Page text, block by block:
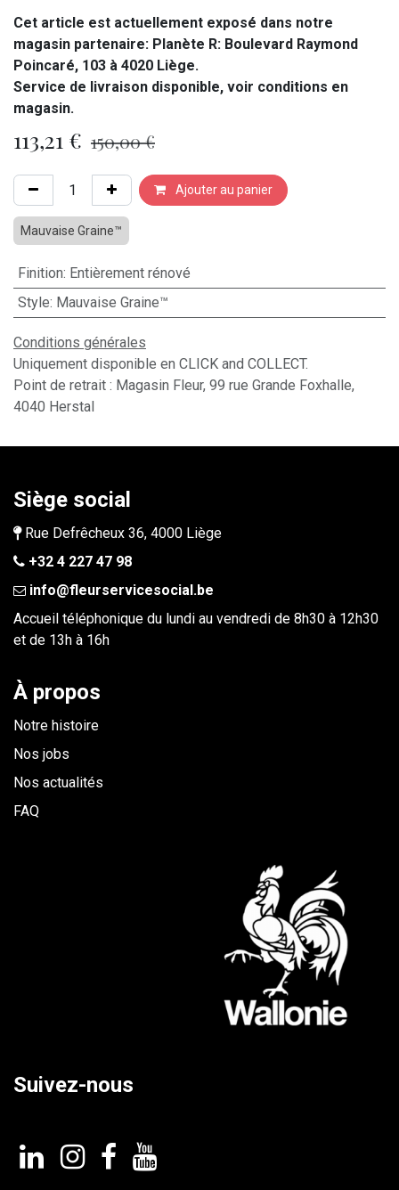
Cet article est actuellement exposé dans notre
magasin partenaire: Planète R: Boulevard Raymond
Poincaré, 103 à 4020 Liège.
Service de livraison disponible, voir conditions en
magasin.
113,21 € 150,00€
Ajouter au panier
Mauvaise Graine™
Finition: Entièrement rénové
Style: Mauvaise Graine™
Conditions générales
Uniquement disponible en CLICK and COLLECT.
Point de retrait : Magasin Fleur, 99 rue Grande Foxhalle,
4040 Herstal
Siège social
Rue Defrêcheux 36, 4000 Liège
+32 4 227 47 98
info@fleurservicesocial.be​
Accueil téléphonique du lundi au vendredi de 8h30 à 12h30
et de 13h à 16h
À propos
Notre histoire
Nos jobs
Nos actualités
FAQ
Suivez-nous